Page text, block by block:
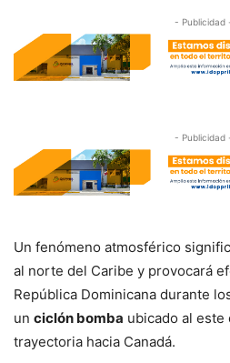
- Publicidad
- Publicidad
Un fenómeno atmosférico
al norte del Caribe y provocará
República Dominicana durante
un ciclón bomba ubicado al este
trayectoria hacia Canadá.